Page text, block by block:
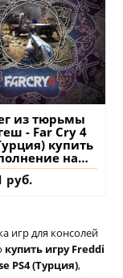
из тюрьмы
- Far Cry 4
купить
на
аккаунт
руб.
игр для консолей
купить игру Freddi
PS4 (Турция),